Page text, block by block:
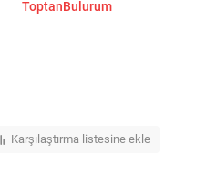
ToptanBulurum
Karşılaştırma listesine ekle